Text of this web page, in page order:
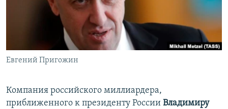
ПОБЕДИТЕЛЕЙ НЕ СУДЯТ?
КРЫМ.НЕПОКОРЕННЫЙ
УКРАИНСКАЯ ПРОБЛЕМА КРЫМА
ПРИСОЕДИНЯЙТЕСЬ!
Евгений Пригожин
Компания российского миллиардера,
приближенного к президенту России Владимиру